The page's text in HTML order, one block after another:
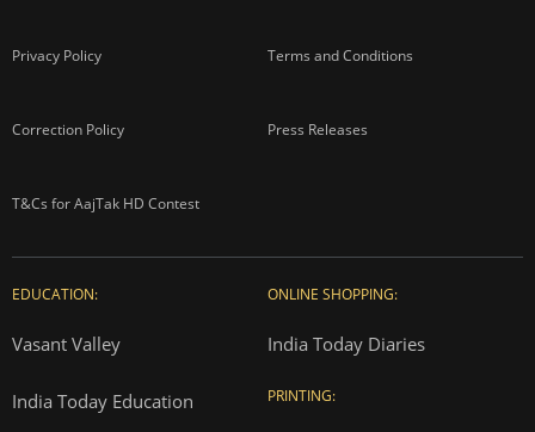
Privacy Policy Terms and Conditions
Correction Policy Press Releases
T&Cs for AajTak HD Contest
EDUCATION:
Vasant Valley
India Today Education
ONLINE SHOPPING:
India Today Diaries
PRINTING: